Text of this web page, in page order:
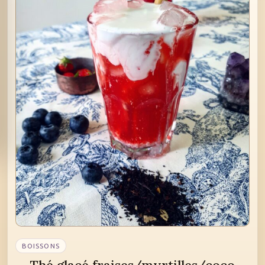
BOISSONS